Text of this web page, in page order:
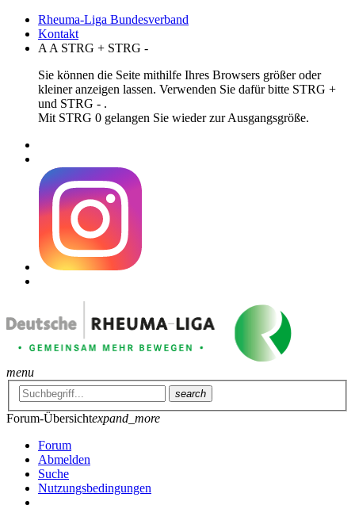
Rheuma-Liga Bundesverband
Kontakt
A A STRG + STRG -
Sie können die Seite mithilfe Ihres Browsers größer oder
kleiner anzeigen lassen. Verwenden Sie dafür bitte STRG +
und STRG - .
Mit STRG 0 gelangen Sie wieder zur Ausgangsgröße.
menu
search
Forum-Übersichtexpand_more
Forum
Abmelden
Suche
Nutzungsbedingungen